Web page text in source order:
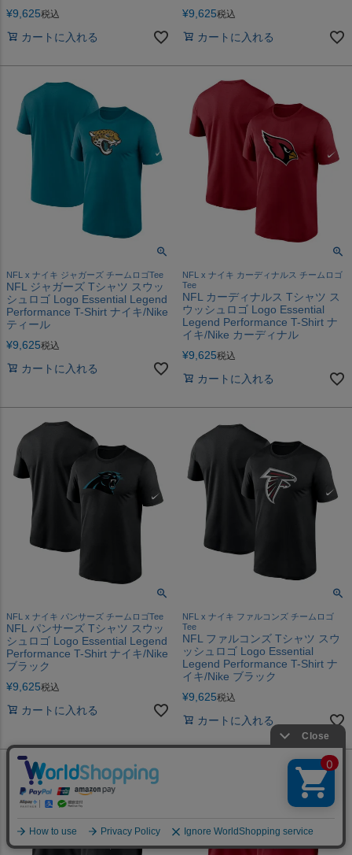
¥9,625税込
カートに入れる
¥9,625税込
カートに入れる
NFL x ナイキ ジャガーズ チームロゴTee
NFL ジャガーズ Tシャツ スウッ
シュロゴ Logo Essential Legend
Performance T-Shirt ナイキ/Nike
ティール
¥9,625税込
カートに入れる
NFL x ナイキ カーディナルス チームロゴ
Tee
NFL カーディナルス Tシャツ ス
ウッシュロゴ Logo Essential
Legend Performance T-Shirt ナ
イキ/Nike カーディナル
¥9,625税込
カートに入れる
NFL x ナイキ パンサーズ チームロゴTee
NFL パンサーズ Tシャツ スウッ
シュロゴ Logo Essential Legend
Performance T-Shirt ナイキ/Nike
ブラック
¥9,625税込
カートに入れる
NFL x ナイキ ファルコンズ チームロゴ
Tee
NFL ファルコンズ Tシャツ スウ
ッシュロゴ Logo Essential
Legend Performance T-Shirt ナ
イキ/Nike ブラック
¥9,625税込
カートに入れる